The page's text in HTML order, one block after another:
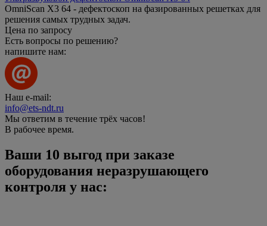
OmniScan X3 64 - дефектоскоп на фазированных решетках для
решения самых трудных задач.
Цена по запросу
Есть вопросы по решению?
напишите нам:
Наш e-mail:
info@ets-ndt.ru
Мы ответим в течение трёх часов!
В рабочее время.
Ваши 10 выгод при заказе
оборудования неразрушающего
контроля у нас: